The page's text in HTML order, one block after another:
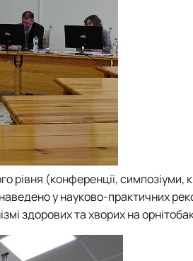
(конференції, симпозіуми,
у науково-практичних
здорових та хворих на